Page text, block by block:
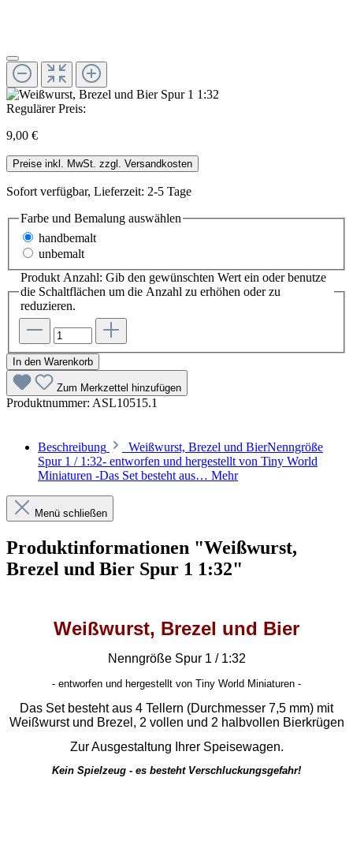
Regulärer Preis:
9,00 €
Preise inkl. MwSt. zzgl. Versandkosten
Sofort verfügbar, Lieferzeit: 2-5 Tage
Farbe und Bemalung auswählen
handbemalt
unbemalt
Produkt Anzahl: Gib den gewünschten Wert ein oder benutze
die Schaltflächen um die Anzahl zu erhöhen oder zu
reduzieren.
In den Warenkorb
Zum Merkzettel hinzufügen
Produktnummer: ASL10515.1
Beschreibung
Weißwurst, Brezel und BierNenngröße
Spur 1 / 1:32- entworfen und hergestellt von Tiny World
Miniaturen -Das Set besteht aus… Mehr
Menü schließen
Produktinformationen "Weißwurst,
Brezel und Bier Spur 1 1:32"
Weißwurst, Brezel und Bier
Nenngröße Spur 1 / 1:32
- entworfen und hergestellt von Tiny World Miniaturen -
Das Set besteht aus 4 Tellern (Durchmesser 7,5 mm) mit
Weißwurst und Brezel, 2 vollen und 2 halbvollen Bierkrügen
Zur Ausgestaltung Ihrer Speisewagen.
Kein Spielzeug - es besteht Verschluckungsgefahr!